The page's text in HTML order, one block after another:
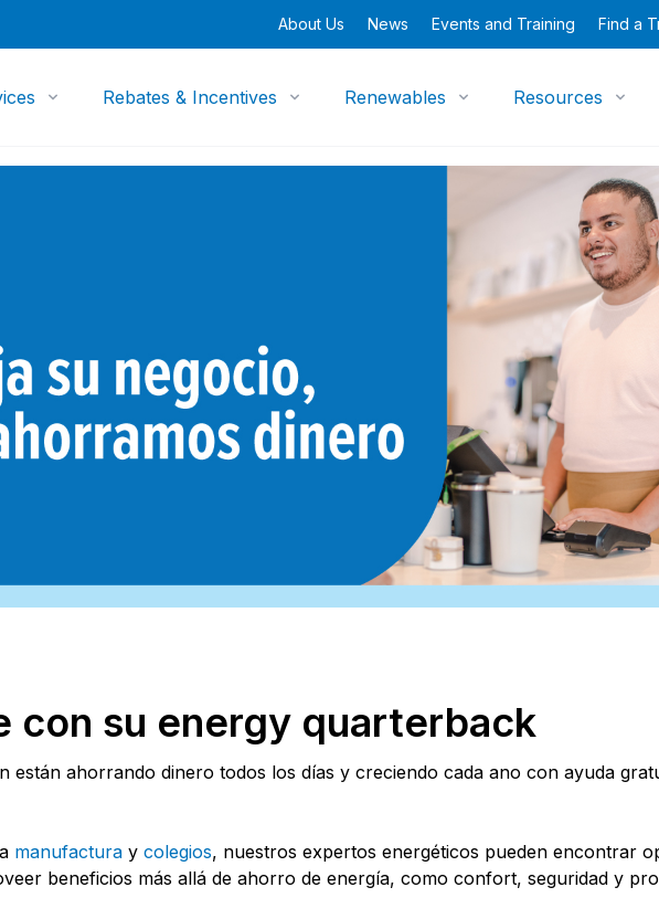
About Us News Events and Training Find a
Rebates & Incentives Renewables Resources
con su energy quarterback
están ahorrando dinero todos los días y creciendo cada ano con ayuda
manufactura y colegios, nuestros expertos energéticos pueden encontrar
beneficios más allá de ahorro de energía, como confort, seguridad y